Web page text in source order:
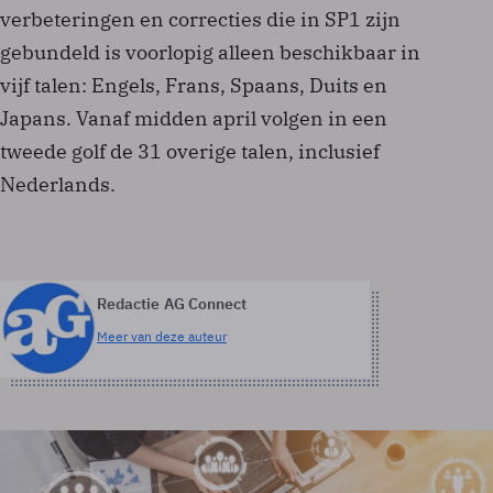
verbeteringen en correcties die in SP1 zijn
gebundeld is voorlopig alleen beschikbaar in
vijf talen: Engels, Frans, Spaans, Duits en
Japans. Vanaf midden april volgen in een
tweede golf de 31 overige talen, inclusief
Nederlands.
Redactie AG Connect
Meer van deze auteur